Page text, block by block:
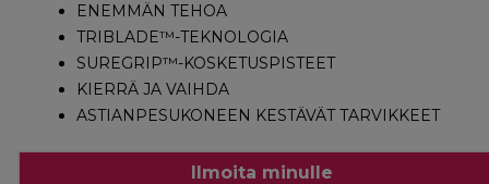
ENEMMÄN TEHOA
TRIBLADE™-TEKNOLOGIA
SUREGRIP™-KOSKETUSPISTEET
KIERRÄ JA VAIHDA
ASTIANPESUKONEEN KESTÄVÄT TARVIKKEET
Ilmoita minulle